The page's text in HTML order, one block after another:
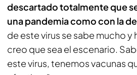
descartado totalmente que
una pandemia como con la
de este virus se sabe mucho y
creo que sea el escenario.
este virus, tenemos vacunas